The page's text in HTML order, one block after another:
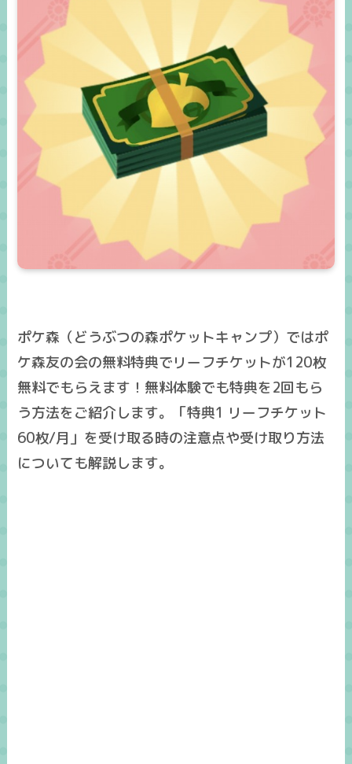
ポケ森（どうぶつの森ポケットキャンプ）ではポ
ケ森友の会の無料特典でリーフチケットが120枚
無料でもらえます！無料体験でも特典を2回もら
う方法をご紹介します。「特典1 リーフチケット
60枚/月」を受け取る時の注意点や受け取り方法
についても解説します。